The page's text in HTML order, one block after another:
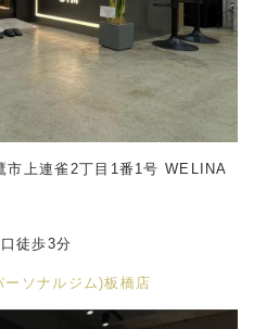
上連雀2丁目1番1号 WELINA
徒歩3分
ソナルジム)板橋店